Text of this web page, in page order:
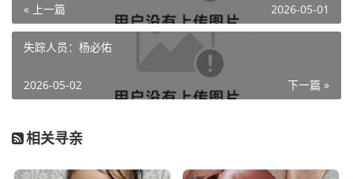
« 上一篇 2026-05-01
失踪人员：杨必佑
下一篇 »
2026-05-02
相关寻亲